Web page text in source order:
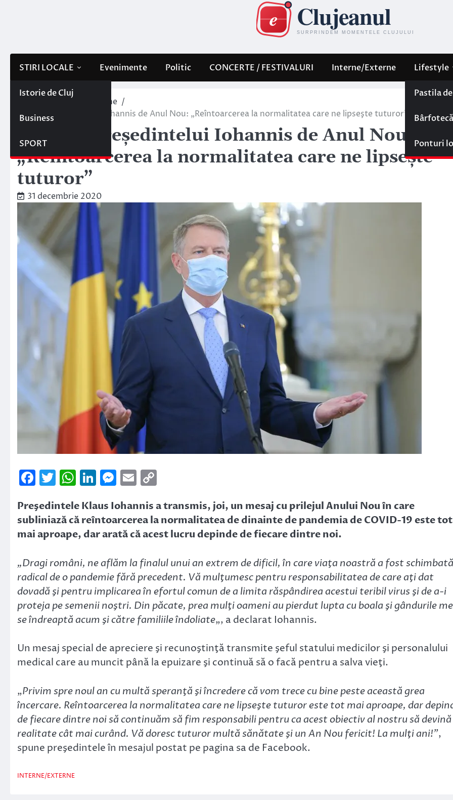
STIRI LOCALE
Istorie de Cluj
Business
SPORT
Evenimente Politic CONCERTE / FESTIVALURI Interne/Externe Lifestyle
Pastila
Bârfotecă
Ponturi
Interne/Externe
Mesajul președintelui Iohannis de Anul Nou: „Reîntoarcerea la normalitatea care ne lipseşte tuturor”
Mesajul președintelui Iohannis de Anul Nou:
„Reîntoarcerea la normalitatea care ne lipseşte
tuturor”
31 decembrie 2020
Facebook
Twitter
WhatsApp
LinkedIn
Messenger
Email
Preşedintele Klaus Iohannis a transmis, joi, un mesaj cu prilejul Anului Nou în care
subliniază că reîntoarcerea la normalitatea de dinainte de pandemia de COVID-19 este tot
mai aproape, dar arată că acest lucru depinde de fiecare dintre noi.
„Dragi români, ne aflăm la finalul unui an extrem de dificil, în care viaţa noastră a fost schimbată
radical de o pandemie fără precedent. Vă mulţumesc pentru responsabilitatea de care aţi dat
dovadă şi pentru implicarea în efortul comun de a limita răspândirea acestui teribil virus şi de a-i
proteja pe semenii noştri. Din păcate, prea mulţi oameni au pierdut lupta cu boala şi gândurile
se îndreaptă acum şi către familiile îndoliate„, a declarat Iohannis.
Un mesaj special de apreciere şi recunoştinţă transmite şeful statului medicilor şi personalului
medical care au muncit până la epuizare şi continuă să o facă pentru a salva vieţi.
„Privim spre noul an cu multă speranţă şi încredere că vom trece cu bine peste această grea
încercare. Reîntoarcerea la normalitatea care ne lipseşte tuturor este tot mai aproape, dar
de fiecare dintre noi să continuăm să fim responsabili pentru ca acest obiectiv al nostru să devină
realitate cât mai curând. Vă doresc tuturor multă sănătate şi un An Nou fericit! La mulţi ani!”,
spune preşedintele în mesajul postat pe pagina sa de Facebook.
INTERNE/EXTERNE